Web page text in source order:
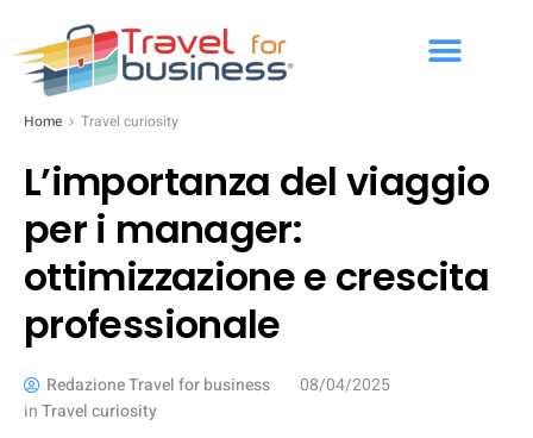
Home Travel curiosity
L’importanza del viaggio
per i manager:
ottimizzazione e crescita
professionale
Redazione Travel for business
08/04/2025
inTravel curiosity